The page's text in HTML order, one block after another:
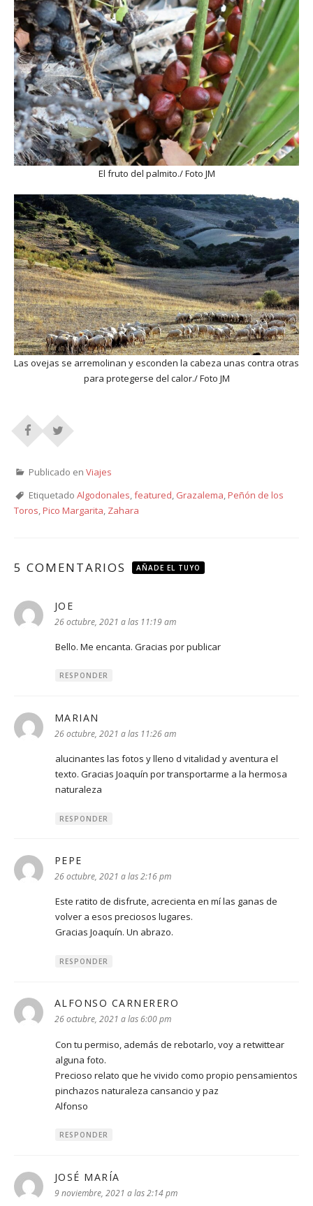
El fruto del palmito./ Foto JM
Las ovejas se arremolinan y esconden la cabeza unas contra otras
para protegerse del calor./ Foto JM
Publicado en Viajes
Etiquetado Algodonales,featured, Grazalema,Peñón de los
Toros,Pico Margarita, Zahara
5 COMENTARIOS AÑADE EL TUYO
JOE
26 octubre, 2021 a las 11:19 am
Bello. Me encanta. Gracias por publicar
RESPONDER
MARIAN
26 octubre, 2021 a las 11:26 am
alucinantes las fotos y lleno d vitalidad y aventura el
texto. Gracias Joaquín por transportarme a la hermosa
naturaleza
RESPONDER
PEPE
26 octubre, 2021 a las 2:16 pm
Este ratito de disfrute, acrecienta en mí las ganas de
volver a esos preciosos lugares.
Gracias Joaquín. Un abrazo.
RESPONDER
ALFONSO CARNERERO
26 octubre, 2021 a las 6:00 pm
Con tu permiso, además de rebotarlo, voy a retwittear
alguna foto.
Precioso relato que he vivido como propio pensamientos
pinchazos naturaleza cansancio y paz
Alfonso
RESPONDER
JOSÉ MARÍA
9 noviembre, 2021 a las 2:14 pm